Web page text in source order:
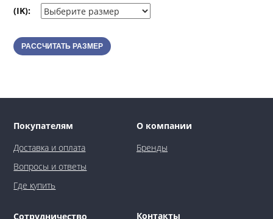
(IK):
РАССЧИТАТЬ РАЗМЕР
Покупателям
Доставка и оплата
Вопросы и ответы
Где купить
О компании
Бренды
Сотрудничество Контакты